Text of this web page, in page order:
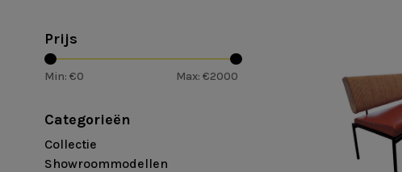
Prijs
Min: €0 Max: €2000
Categorieën
Collectie
Showroommodellen